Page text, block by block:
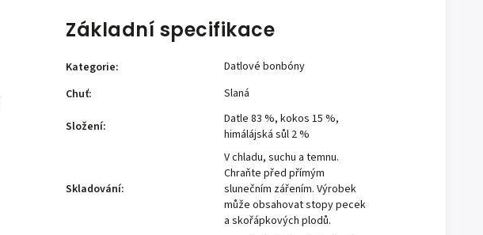
Základní specifikace
Kategorie:
Datlové bonbóny
Chuť: Slaná
Složení:
Datle 83 %, kokos 15 %,
himálájská sůl 2 %
Skladování:
V chladu, suchu a temnu.
Chraňte před přímým
slunečním zářením. Výrobek
může obsahovat stopy pecek
a skořápkových plodů.